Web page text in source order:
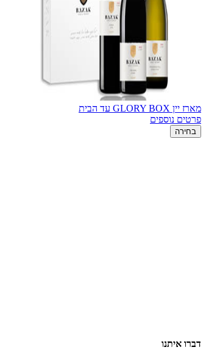
מארז יין GLORY BOX עד הבית
פרטים נוספים
בחירה
דברו איתנו